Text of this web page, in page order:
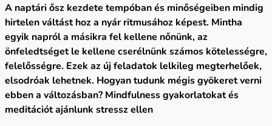
A naptári ősz kezdete tempóban és minőségeiben mindig
hirtelen váltást hoz a nyár ritmusához képest. Mintha
egyik napról a másikra fel kellene nőnünk, az
önfeledtséget le kellene cserélnünk számos kötelességre,
felelősségre. Ezek az új feladatok lelkileg megterhelőek,
elsodróak lehetnek. Hogyan tudunk mégis gyökeret verni
ebben a változásban? Mindfulness gyakorlatokat és
meditációt ajánlunk stressz ellen